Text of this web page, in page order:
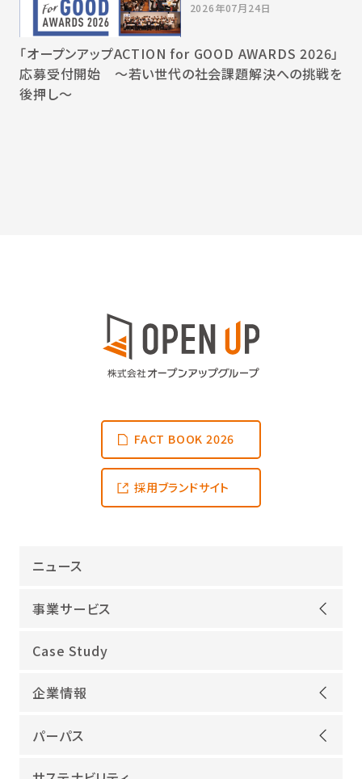
2026年07月24日
「オープンアップACTION for GOOD AWARDS 2026」
応募受付開始 〜若い世代の社会課題解決への挑戦を
後押し〜
FACT BOOK 2026
採用ブランドサイト
ニュース
事業サービス
オープンアップグループが選ばれる理由
ITインフラ
IT開発
Case Study
企業情報
ごあいさつ
パーパス
当社グループのパーパス